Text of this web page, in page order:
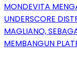
MONDEVITA
UNDERSCORE
MAGLIANO,
MEMBANGUN